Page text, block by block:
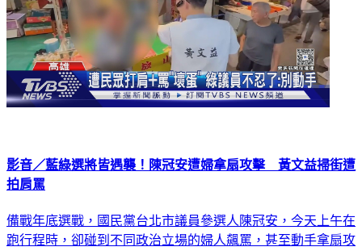
影音／藍綠選將皆遇襲！陳冠安遭婦拿扇攻擊 黃文益掃街遭
拍肩罵
備戰年底選戰，國民黨台北市議員參選人陳冠安，今天上午在
跑行程時，卻碰到不同政治立場的婦人飆罵，甚至動手拿扇攻